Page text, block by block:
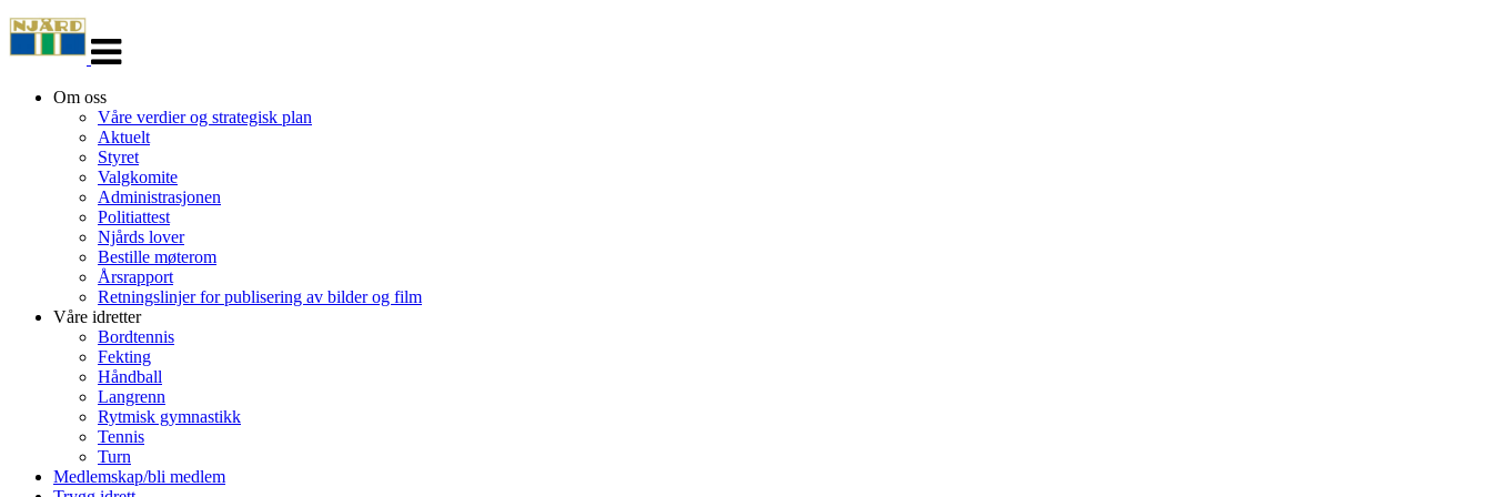
navigasjon
Om oss
Våre verdier og strategisk plan
Aktuelt
Styret
Valgkomite
Administrasjonen
Politiattest
Njårds lover
Bestille møterom
Årsrapport
Retningslinjer for publisering av bilder og film
Våre idretter
Bordtennis
Fekting
Håndball
Langrenn
Rytmisk gymnastikk
Tennis
Turn
Medlemskap/bli medlem